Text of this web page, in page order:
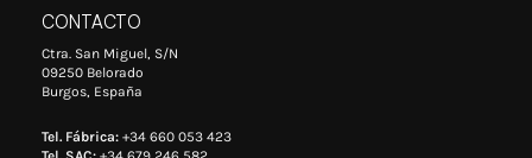
CONTACTO
Ctra. San Miguel, S/N
09250 Belorado
Burgos, España
Tel. Fábrica: +34 660 053 423